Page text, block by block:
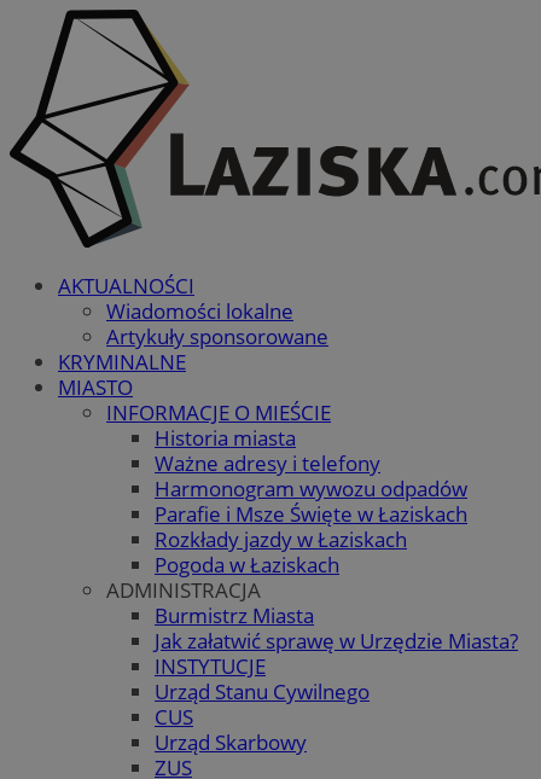
AKTUALNOŚCI
Wiadomości lokalne
Artykuły sponsorowane
KRYMINALNE
MIASTO
INFORMACJE O MIEŚCIE
Historia miasta
Ważne adresy i telefony
Harmonogram wywozu odpadów
Parafie i Msze Święte w Łaziskach
Rozkłady jazdy w Łaziskach
Pogoda w Łaziskach
ADMINISTRACJA
Burmistrz Miasta
Jak załatwić sprawę w Urzędzie Miasta?
INSTYTUCJE
Urząd Stanu Cywilnego
CUS
Urząd Skarbowy
ZUS